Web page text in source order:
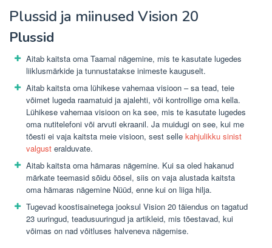
Plussid ja miinused Vision 20
Plussid
Aitab kaitsta oma Taamal nägemine, mis te kasutate lugedes
liiklusmärkide ja tunnustatakse inimeste kauguselt.
Aitab kaitsta oma lühikese vahemaa visioon – sa tead, teie
võimet lugeda raamatuid ja ajalehti, või kontrollige oma kella.
Lühikese vahemaa visioon on ka see, mis te kasutate lugedes
oma nutitelefoni või arvuti ekraanil. Ja muidugi on see, kui me
tõesti ei vaja kaitsta meie visioon, sest selle kahjulikku sinist
valgust eralduvate.
Aitab kaitsta oma hämaras nägemine. Kui sa oled hakanud
märkate teemasid sõidu öösel, siis on vaja alustada kaitsta
oma hämaras nägemine Nüüd, enne kui on liiga hilja.
Tugevad koostisainetega jooksul Vision 20 täiendus on tagatud
23 uuringud, teadusuuringud ja artikleid, mis tõestavad, kui
võimas on nad võitluses halveneva nägemise.